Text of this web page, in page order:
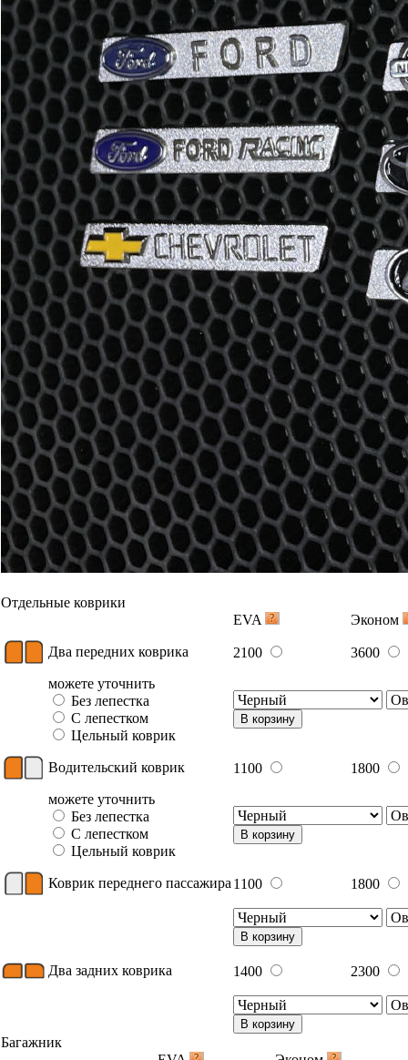
Отдельные коврики
EVA
Эконом
Два передних коврика 2100
3600
можете уточнить
Без лепестка
С лепестком
Цельный коврик
В корзину
Водительский коврик 1100
1800
можете уточнить
Без лепестка
С лепестком
Цельный коврик
В корзину
Коврик переднего пассажира 1100 1800
В корзину
Два задних коврика 1400 2300
В корзину
Багажник